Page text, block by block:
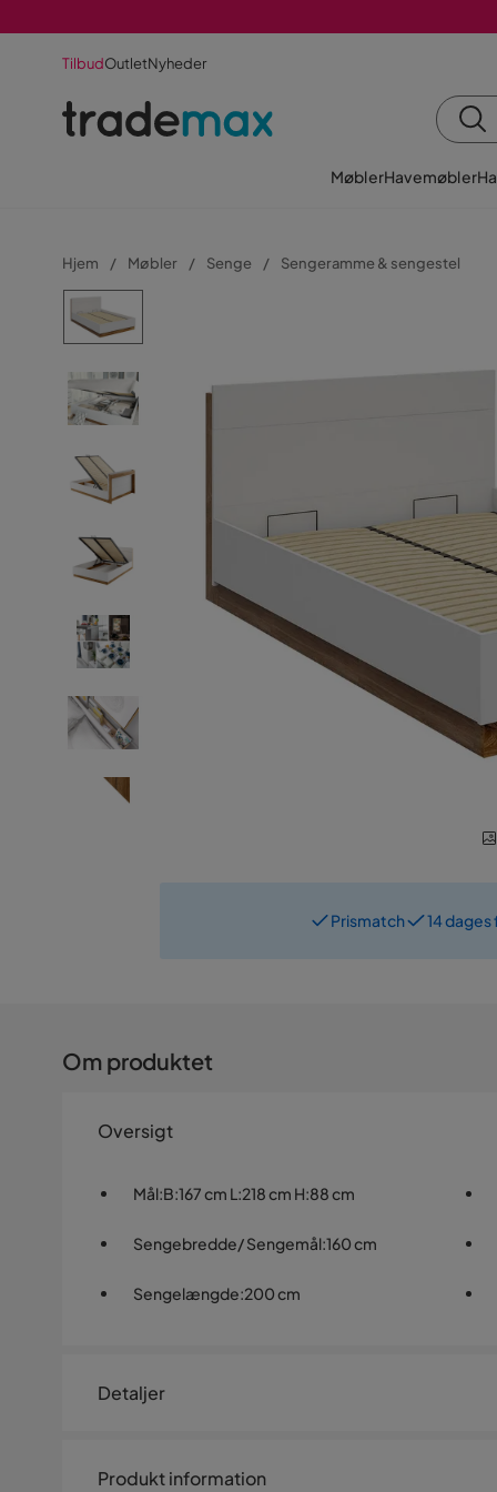
TilbudOutletNyheder
MøblerHavemøbler
Hjem Møbler Senge Sengeramme & sengestel
Prismatch 14
Om produktet
Oversigt
Mål:B:167 cm L:218 cm H:88 cm
Sengebredde/ Sengemål:160 cm
Sengelængde:200 cm
Detaljer
Størrelse
Produkt information